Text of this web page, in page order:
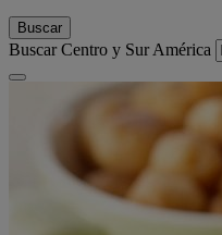
Buscar
Buscar Centro y Sur América